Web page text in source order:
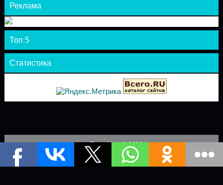
Реклама
Топ 5
Статистика
Теле-Шоу © 2026